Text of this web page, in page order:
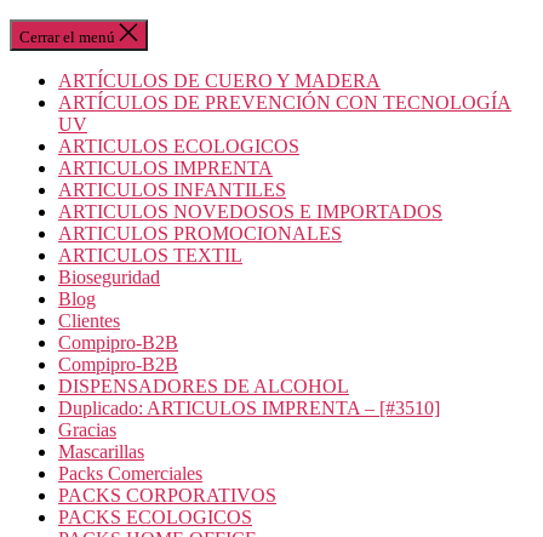
Cerrar el menú
ARTÍCULOS DE CUERO Y MADERA
ARTÍCULOS DE PREVENCIÓN CON TECNOLOGÍA
UV
ARTICULOS ECOLOGICOS
ARTICULOS IMPRENTA
ARTICULOS INFANTILES
ARTICULOS NOVEDOSOS E IMPORTADOS
ARTICULOS PROMOCIONALES
ARTICULOS TEXTIL
Bioseguridad
Blog
Clientes
Compipro-B2B
Compipro-B2B
DISPENSADORES DE ALCOHOL
Duplicado: ARTICULOS IMPRENTA – [#3510]
Gracias
Mascarillas
Packs Comerciales
PACKS CORPORATIVOS
PACKS ECOLOGICOS